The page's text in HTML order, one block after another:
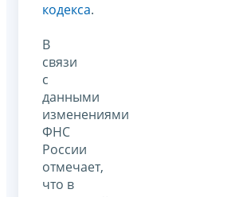
кодекса.
В
связи
с
данными
изменениями
ФНС
России
отмечает,
что в